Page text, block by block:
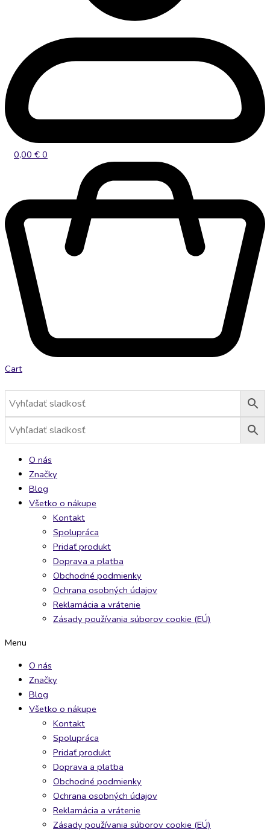
0,00 € 0
Cart
O nás
Značky
Blog
Všetko o nákupe
Kontakt
Spolupráca
Pridať produkt
Doprava a platba
Obchodné podmienky
Ochrana osobných údajov
Reklamácia a vrátenie
Zásady používania súborov cookie (EÚ)
Menu
O nás
Značky
Blog
Všetko o nákupe
Kontakt
Spolupráca
Pridať produkt
Doprava a platba
Obchodné podmienky
Ochrana osobných údajov
Reklamácia a vrátenie
Zásady používania súborov cookie (EÚ)